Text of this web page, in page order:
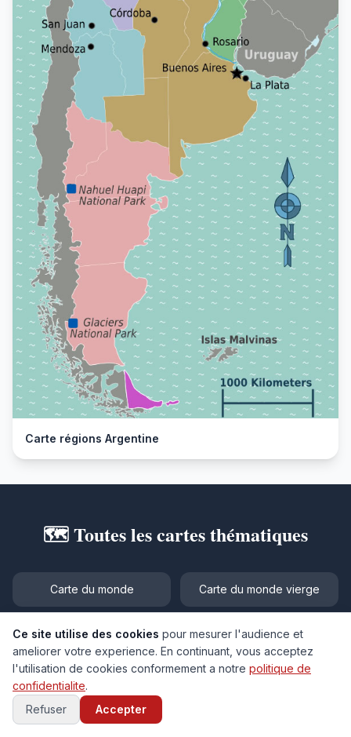
Carte régions Argentine
🗺️ Toutes les cartes thématiques
Carte du monde Carte du monde vierge
Carte des pays du monde Carte du monde gratuite
Carte du monde 3D Carte monde satellite
Carte du monde pour enfant
Ce site utilise des cookies pour mesurer l'audience et
ameliorer votre experience. En continuant, vous acceptez
l'utilisation de cookies conformement a notre politique de
confidentialite.
Refuser
Accepter